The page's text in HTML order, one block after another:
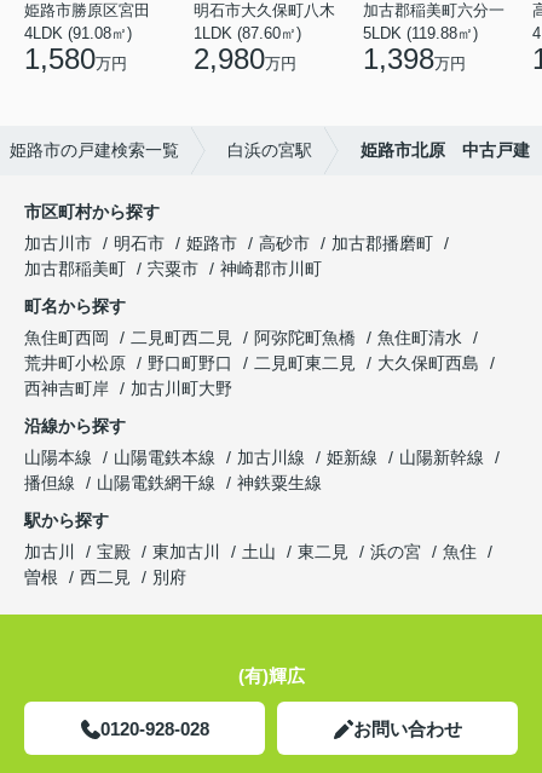
姫路市勝原区宮田
4LDK (91.08㎡)
1,580万円
明石市大久保町八木
1LDK (87.60㎡)
2,980万円
加古郡稲美町六分一
5LDK (119.88㎡)
1,398万円
姫路市の戸建検索一覧 白浜の宮駅 姫路市北原 中古戸建
市区町村から探す
加古川市
明石市 姫路市 高砂市
加古郡播磨町
加古郡稲美町
宍粟市
神崎郡市川町
町名から探す
魚住町西岡
二見町西二見 阿弥陀町魚橋
魚住町清水
荒井町小松原
野口町野口 二見町東二見
大久保町西島
西神吉町岸
加古川町大野
沿線から探す
山陽本線
山陽電鉄本線 加古川線 姫新線
山陽新幹線
播但線
山陽電鉄網干線
神鉄粟生線
駅から探す
加古川
宝殿 東加古川 土山 東二見 浜の宮
魚住
曽根
西二見 別府
(有)輝広
0120-928-028 お問い合わせ